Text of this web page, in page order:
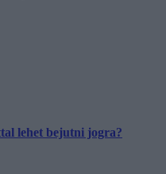
lehet bejutni jogra?